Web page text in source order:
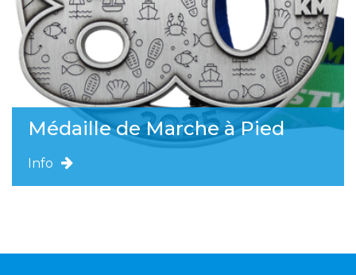
Médaille de Marche à Pied
Info